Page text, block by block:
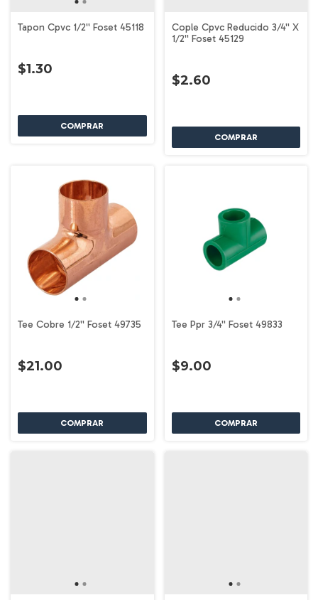
Tapon Cpvc 1/2'' Foset 45118
$1.30
Cople Cpvc Reducido 3/4'' X
1/2'' Foset 45129
$2.60
Tee Cobre 1/2'' Foset 49735
$21.00
Tee Ppr 3/4'' Foset 49833
$9.00